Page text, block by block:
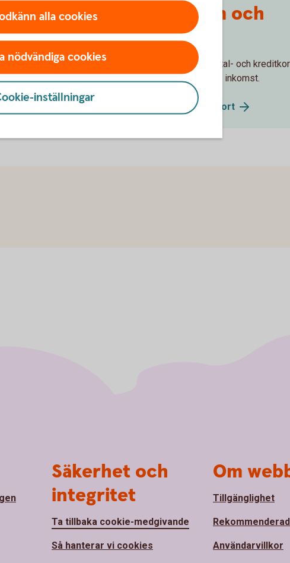
Skydd vid sjukdom och
arbetslöshet
Ansök om betalningsskydd på ditt betal- och
med fakturan om du plötsligt står utan inkomst.
Betalningsskydd betal- och kreditkort
alla cookies
nödvändiga cookies
inställningar
Säkerhet och
integritet
Ta tillbaka cookie-medgivande
Så hanterar vi cookies
Om
Tillgänglighet
Användarvillkor